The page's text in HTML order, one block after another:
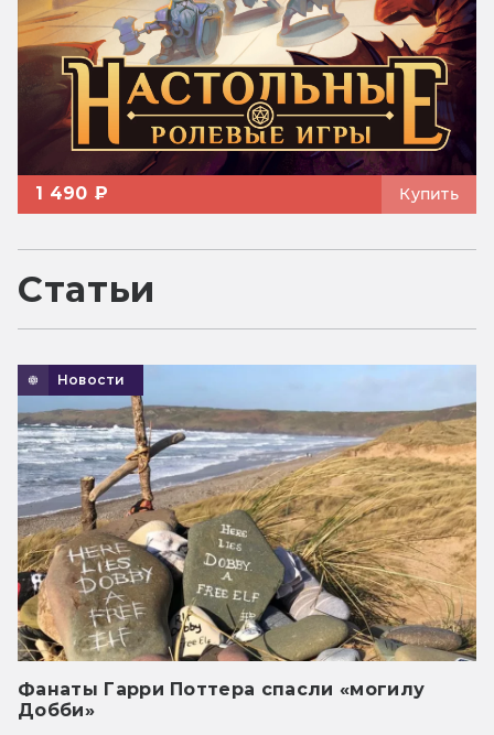
1 490 ₽ Купить
Статьи
Новости
Фанаты Гарри Поттера спасли «могилу
Добби»